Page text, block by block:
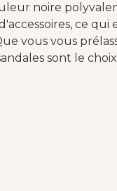
noire
ce
vous vous
sont le